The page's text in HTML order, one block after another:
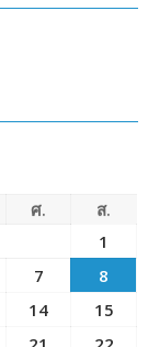
ศ.
ส.
1
7
8
14
15